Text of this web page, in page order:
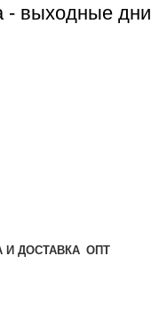
- выходные дни
И ДОСТАВКА ОПТ